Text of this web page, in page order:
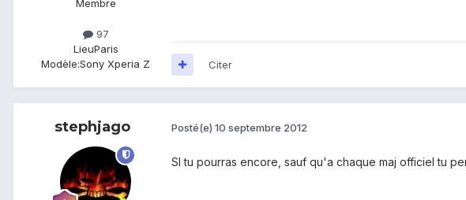
Membre
97
LieuParis
Modèle:Sony Xperia Z Citer
stephjago Posté(e) 10 septembre 2012
SI tu pourras encore, sauf qu'a chaque maj officiel tu